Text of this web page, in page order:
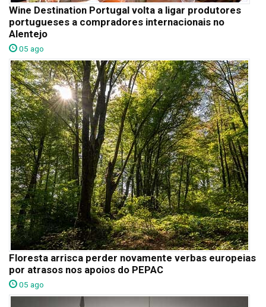
Wine Destination Portugal volta a ligar produtores
portugueses a compradores internacionais no
Alentejo
05 ago
Floresta arrisca perder novamente verbas europeias
por atrasos nos apoios do PEPAC
05 ago